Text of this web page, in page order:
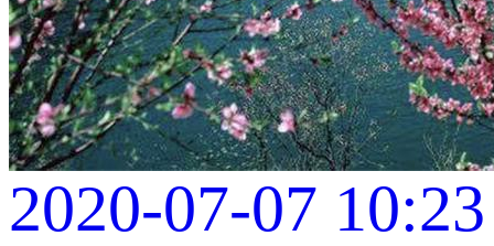
2020-07-07 10:23